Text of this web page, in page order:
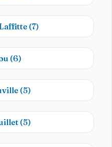
(7)
(6)
(5)
(5)